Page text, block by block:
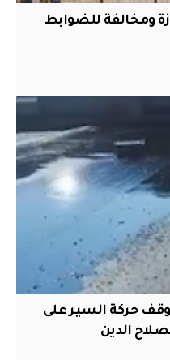
مُجازة ومخالفة للضوابط
حركة السير على
الدين